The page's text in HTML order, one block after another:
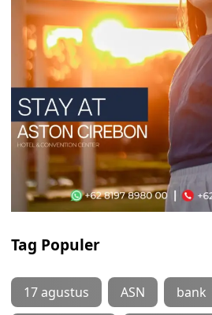
Tag Populer
17 agustus ASN bank